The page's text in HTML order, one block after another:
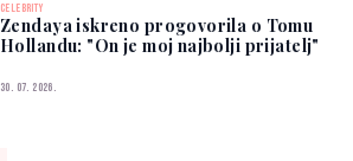
CELEBRITY
Zendaya iskreno progovorila o Tomu
Hollandu: "On je moj najbolji prijatelj"
30. 07. 2026.